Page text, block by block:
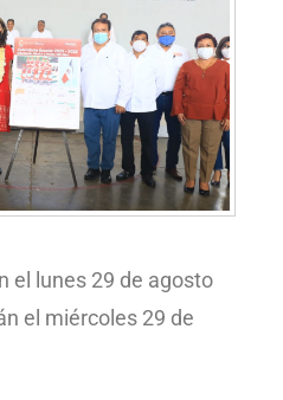
el lunes 29 de agosto
el miércoles 29 de